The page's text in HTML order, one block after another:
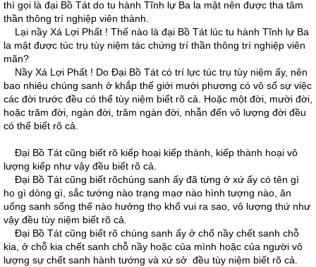
thì gọi là đại Bồ Tát do tu hành Tĩnh lự Ba la mật nên được tha tâm
thần thông trí nghiệp viên thành.
Lại nầy Xá Lợi Phất ! Thế nào là đại Bồ Tát lúc tu hành Tĩnh lự Ba
la mật được túc trụ tùy niệm tác chứng trí thần thông trí nghiệp viên
mãn?
Nầy Xá Lợi Phất ! Do Ðại Bồ Tát có trí lực túc trụ tùy niệm ấy, nên
bao nhiêu chúng sanh ở khắp thế giới mười phương có vô số sự việc
các đời trước đều có thể tùy niệm biết rõ cả. Hoặc một đời, mười đời,
hoặc trăm đời, ngàn đời, trăm ngàn đời, nhẫn đến vô lượng đời đều
có thể biết rõ cả.
Ðại Bồ Tát cũng biết rõ kiếp hoại kiếp thành, kiếp thành hoại vô
lượng kiếp như vậy đều biết rõ cả.
Ðại Bồ Tát cũng biết rõchúng sanh ấy đã từng ở xứ ấy có tên gì
họ gì dòng gì, sắc tướng nào trạng mạơ nào hình tượng nào, ăn
uống sanh sống thế nào hưởng thọ khổ vui ra sao, vô lượng thứ như
vậy đều tùy niệm biết rõ cả.
Ðại Bồ Tát cũng biết rõ chúng sanh ấy ở chổ nầy chết sanh chỗ
kia, ở chỗ kia chết sanh chỗ nầy hoặc của mình hoặc của người vô
lượng sự chết sanh hành tướng và xứ sở đều tùy niệm biết rõ cả.